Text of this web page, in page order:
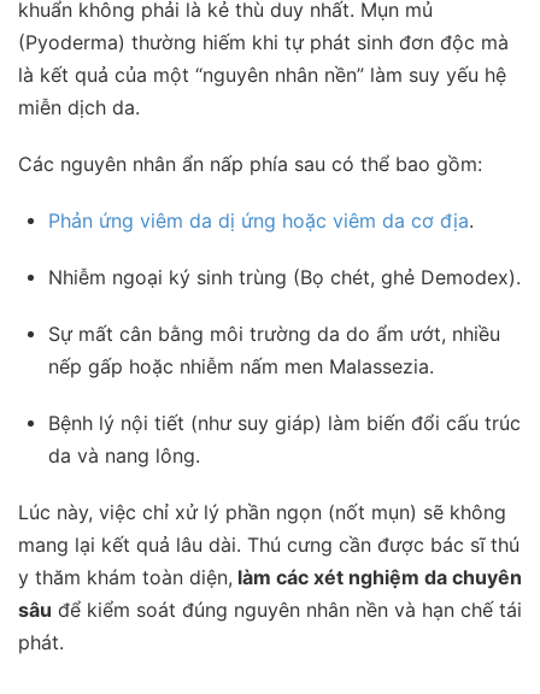
khuẩn không phải là kẻ thù duy nhất. Mụn mủ
(Pyoderma) thường hiếm khi tự phát sinh đơn độc mà
là kết quả của một “nguyên nhân nền” làm suy yếu hệ
miễn dịch da.
Các nguyên nhân ẩn nấp phía sau có thể bao gồm:
Phản ứng viêm da dị ứng hoặc viêm da cơ địa.
Nhiễm ngoại ký sinh trùng (Bọ chét, ghẻ Demodex).
Sự mất cân bằng môi trường da do ẩm ướt, nhiều
nếp gấp hoặc nhiễm nấm men Malassezia.
Bệnh lý nội tiết (như suy giáp) làm biến đổi cấu trúc
da và nang lông.
Lúc này, việc chỉ xử lý phần ngọn (nốt mụn) sẽ không
mang lại kết quả lâu dài. Thú cưng cần được bác sĩ thú
y thăm khám toàn diện, làm các xét nghiệm da chuyên
sâu để kiểm soát đúng nguyên nhân nền và hạn chế tái
phát.